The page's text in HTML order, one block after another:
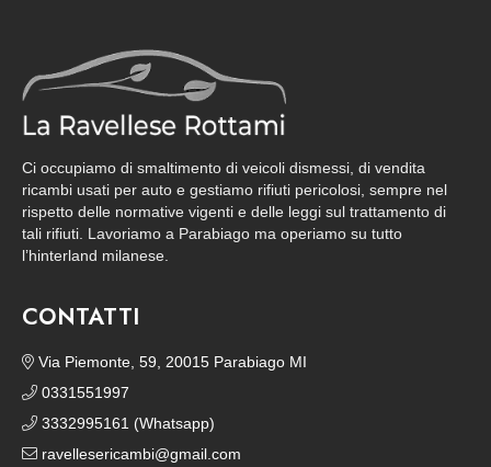
Ci occupiamo di smaltimento di veicoli dismessi, di vendita
ricambi usati per auto e gestiamo rifiuti pericolosi, sempre nel
rispetto delle normative vigenti e delle leggi sul trattamento di
tali rifiuti. Lavoriamo a Parabiago ma operiamo su tutto
l’hinterland milanese.
CONTATTI
Via Piemonte, 59, 20015 Parabiago MI
0331551997
3332995161 (Whatsapp)
ravellesericambi@gmail.com